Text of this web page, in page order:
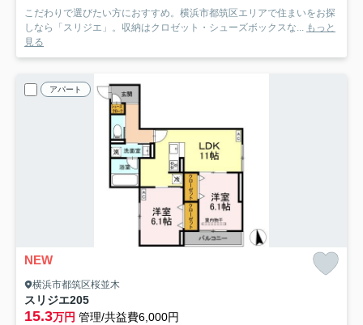
こだわりで選びたい方におすすめ。横浜市都筑区エリアで住まいをお探
しなら「スリジエ」。収納はクロゼット・シューズボックスな...
もっと
見る
アパート
NEW
横浜市都筑区桜並木
スリジエ205
15.3万円 管理/共益費6,000円